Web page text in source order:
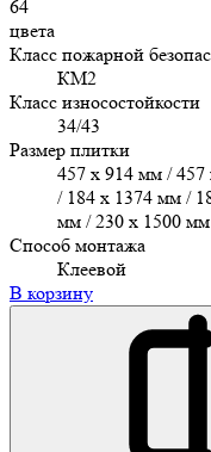
64
цвета
Класс пожарной
КМ2
Класс износостойкости
34/43
Размер плитки
457 х 914 мм /
/ 184 x 1374 мм /
мм / 230 x 1500 мм
Способ монтажа
Клеевой
В корзину